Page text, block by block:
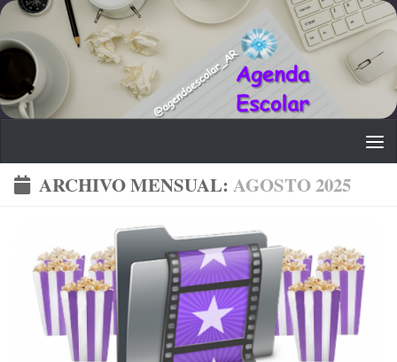
Saltar al contenido
ARCHIVO MENSUAL: AGOSTO 2025